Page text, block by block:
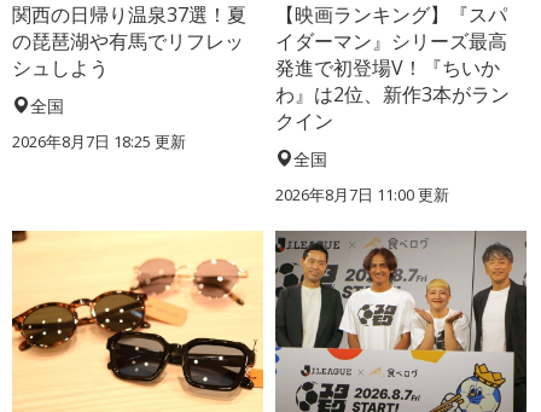
関西の日帰り温泉37選！夏
の琵琶湖や有馬でリフレッ
シュしよう
全国
2026年8月7日 18:25 更新
【映画ランキング】『スパ
イダーマン』シリーズ最高
発進で初登場V！『ちいか
わ』は2位、新作3本がラン
クイン
全国
2026年8月7日 11:00更新